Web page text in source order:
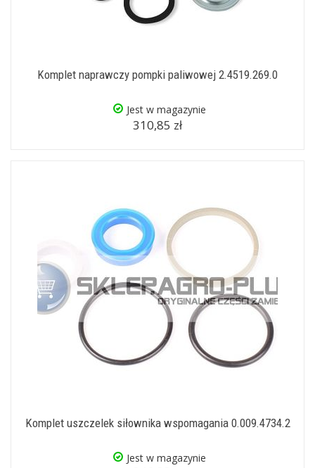
Komplet naprawczy pompki paliwowej 2.4519.269.0
Jest w magazynie
310,85 zł
Komplet uszczelek siłownika wspomagania 0.009.4734.2
Jest w magazynie